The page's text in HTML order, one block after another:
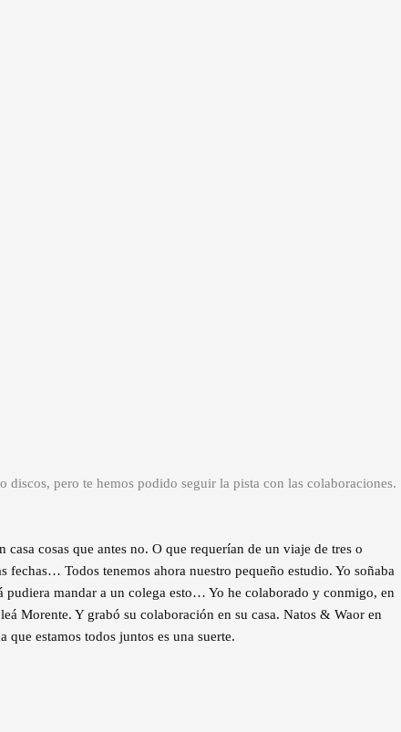
discos, pero te hemos podido seguir la pista con las colaboraciones.
casa cosas que antes no. O que requerían de un viaje de tres o
fechas… Todos tenemos ahora nuestro pequeño estudio. Yo soñaba
pudiera mandar a un colega esto… Yo he colaborado y conmigo, en
Morente. Y grabó su colaboración en su casa. Natos & Waor en
estamos todos juntos es una suerte.